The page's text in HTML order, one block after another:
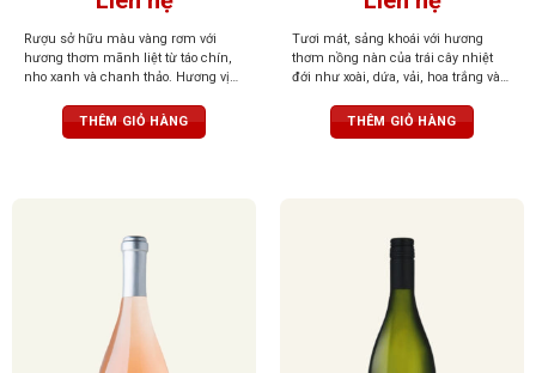
Rượu sở hữu màu vàng rơm với
hương thơm mãnh liệt từ táo chín,
nho xanh và chanh thảo. Hương vị
hoàn hảo, tannin nhẹ nhàng không
gắt, dư vị kéo dài và tinh tế
THÊM GIỎ HÀNG
Tươi mát, sảng khoái với hương
thơm nồng nàn của trái cây nhiệt
đới như xoài, dứa, vải, hoa trắng và
dài với dư vị trái cây ngọt ngào
THÊM GIỎ HÀNG